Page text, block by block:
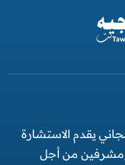
يقدم الاستشارة
من أجل